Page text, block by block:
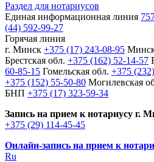
Раздел для нотариусов
Единая информационная линия
(44) 592-99-27
Горячая линия
г. Минск +375 (17) 243-08-95
Брестская обл. +375 (162) 52-14-57
60-85-15 Гомельская обл. +375
+375 (152) 55-50-80 Могилевская
БНП +375 (17) 323-59-34
Запись на прием к нотариусу г.
+375 (29) 114-45-45
Онлайн-запись на прием к
Ru